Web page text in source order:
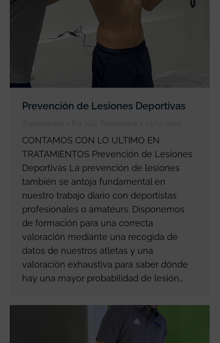
Prevención de Lesiones Deportivas
CONTAMOS CON LO ÚLTIMO EN
TRATAMIENTOS Prevención de Lesiones
Deportivas La prevención de lesiones
también se antoja fundamental en
nuestro trabajo diario con deportistas
profesionales o amateurs. Disponemos
de formación para una correcta
valoración mediante una recogida de
datos de nuestros atletas y una
valoración exhaustiva para saber dónde
hay una mayor probabilidad de lesión…